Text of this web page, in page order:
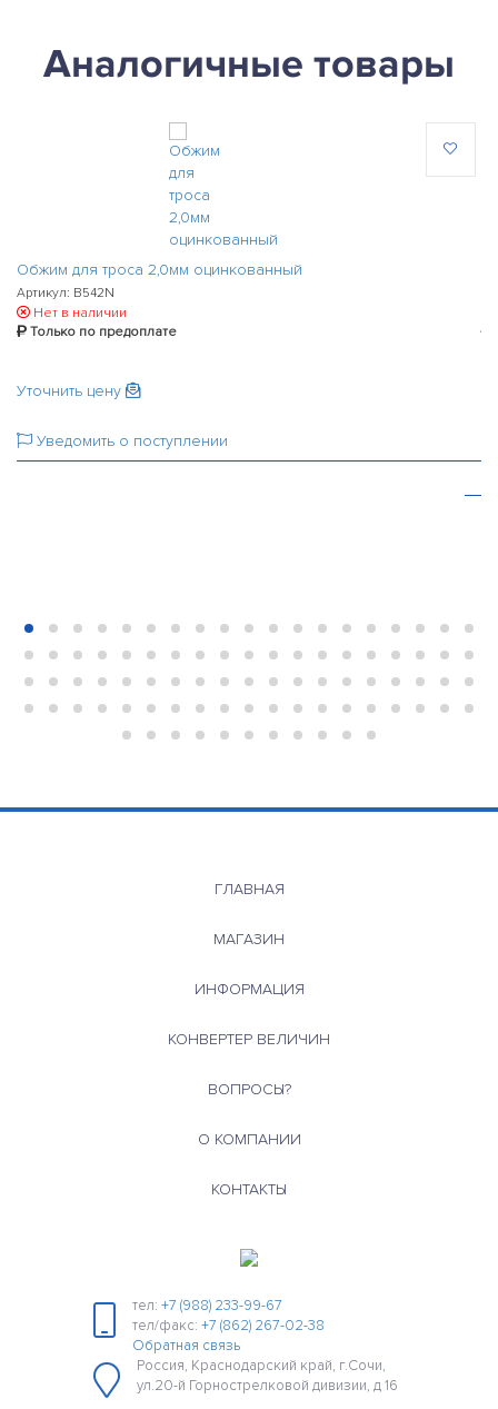
Аналогичные товары
Обжим для троса 2,0мм оцинкованный
Артикул: B542N
Нет в наличии
Только по предоплате
Уточнить цену
Уведомить о поступлении
ГЛАВНАЯ
МАГАЗИН
ИНФОРМАЦИЯ
КОНВЕРТЕР ВЕЛИЧИН
ВОПРОСЫ?
О КОМПАНИИ
КОНТАКТЫ
тел: +7 (988) 233-99-67
тел/факс: +7 (862) 267-02-38
Обратная связь
Россия, Краснодарский край, г.Сочи,
ул.20-й Горнострелковой дивизии, д 16